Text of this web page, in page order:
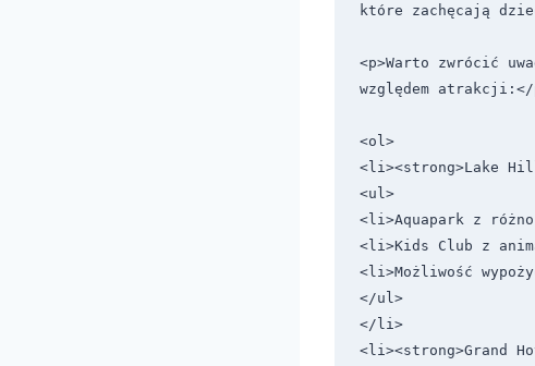
które zachęcają
<p>Warto zwrócić
względem atrakcji:</
<ol>
<li><strong>Lake
<ul>
<li>Aquapark z
<li>Kids Club z
<li>Możliwość
</ul>
</li>
<li><strong>Grand